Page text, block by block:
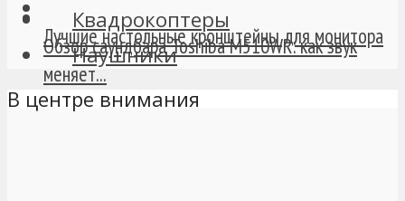
Лучшие настольные кронштейны для монитора
Обзор саундбара Toshiba M510WR: как звук
меняет...
Квадрокоптеры
Наушники
В центре внимания